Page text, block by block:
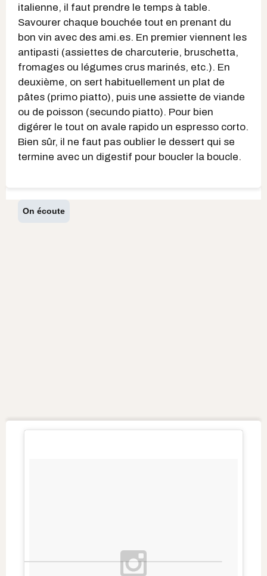
italienne, il faut prendre le temps à table.
Savourer chaque bouchée tout en prenant du
bon vin avec des ami.es. En premier viennent les
antipasti (assiettes de charcuterie, bruschetta,
fromages ou légumes crus marinés, etc.). En
deuxième, on sert habituellement un plat de
pâtes (primo piatto), puis une assiette de viande
ou de poisson (secundo piatto). Pour bien
digérer le tout on avale rapido un espresso corto.
Bien sûr, il ne faut pas oublier le dessert qui se
termine avec un digestif pour boucler la boucle.
On écoute